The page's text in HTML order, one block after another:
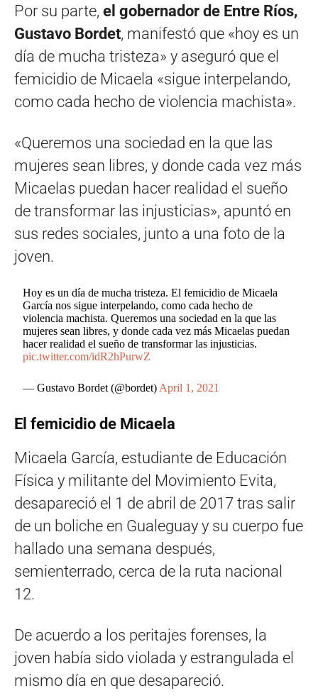
Por su parte, el gobernador de Entre Ríos,
Gustavo Bordet, manifestó que «hoy es un
día de mucha tristeza» y aseguró que el
femicidio de Micaela «sigue interpelando,
como cada hecho de violencia machista».
«Queremos una sociedad en la que las
mujeres sean libres, y donde cada vez más
Micaelas puedan hacer realidad el sueño
de transformar las injusticias», apuntó en
sus redes sociales, junto a una foto de la
joven.
Hoy es un día de mucha tristeza. El femicidio de Micaela
García nos sigue interpelando, como cada hecho de
violencia machista. Queremos una sociedad en la que las
mujeres sean libres, y donde cada vez más Micaelas puedan
hacer realidad el sueño de transformar las injusticias.
pic.twitter.com/idR2hPurwZ
— Gustavo Bordet (@bordet) April 1, 2021
El femicidio de Micaela
Micaela García, estudiante de Educación
Física y militante del Movimiento Evita,
desapareció el 1 de abril de 2017 tras salir
de un boliche en Gualeguay y su cuerpo fue
hallado una semana después,
semienterrado, cerca de la ruta nacional
12.
De acuerdo a los peritajes forenses, la
joven había sido violada y estrangulada el
mismo día en que desapareció.